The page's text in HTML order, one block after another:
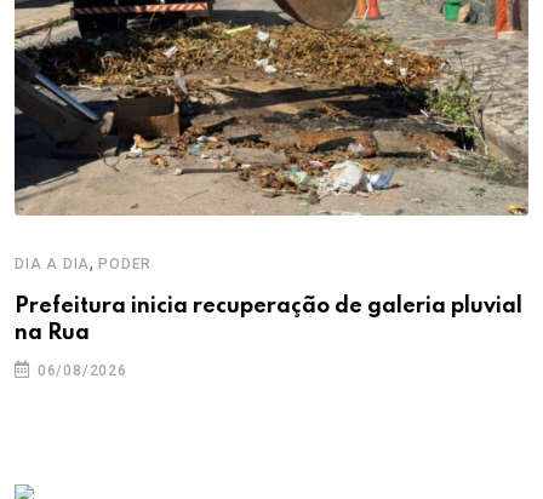
DIA A DIA,PODER
Prefeitura inicia recuperação de galeria pluvial
na Rua
06/08/2026